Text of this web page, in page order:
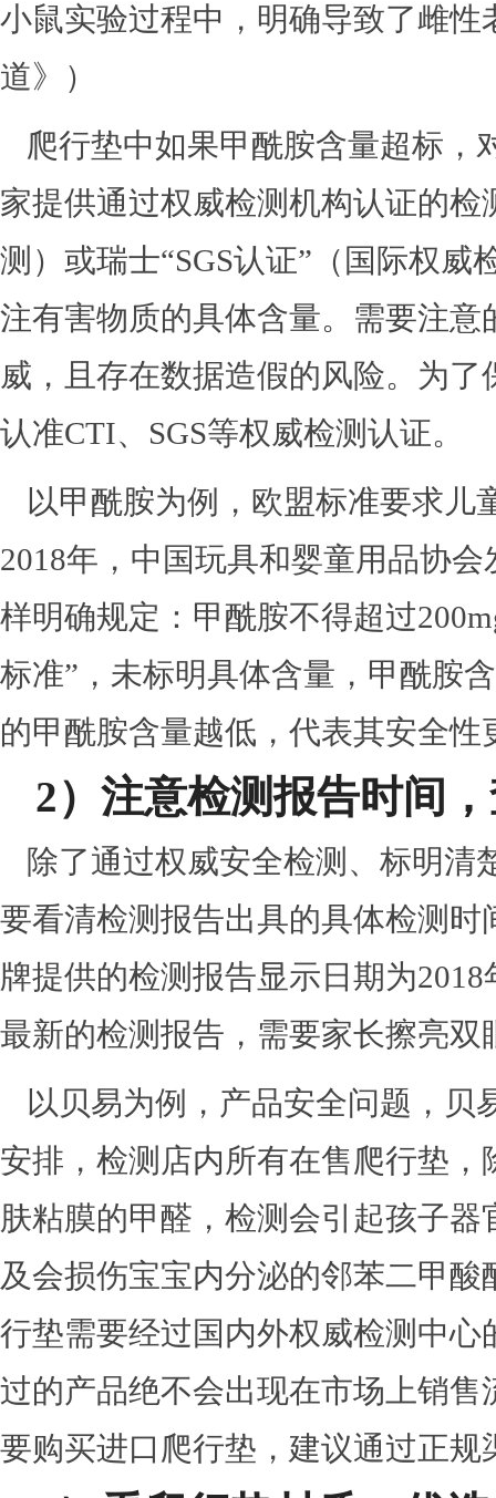
小鼠实验过程中，明确导致了雌
道》）
爬行垫中如果甲酰胺含量超标，
家提供通过权威检测机构认证的
测）或瑞士“SGS认证”（国际权威
注有害物质的具体含量。需要注
威，且存在数据造假的风险。为
认准CTI、SGS等权威检测认证。
以甲酰胺为例，欧盟标准要求儿
2018年，中国玩具和婴童用品协
样明确规定：甲酰胺不得超过
标准”，未标明具体含量，甲酰胺
的甲酰胺含量越低，代表其安全性
2）注意检测报告时间
除了通过权威安全检测、标明清
要看清检测报告出具的具体检测
牌提供的检测报告显示日期为
最新的检测报告，需要家长擦亮双
以贝易为例，产品安全问题，
安排，检测店内所有在售爬行垫
肤粘膜的甲醛，检测会引起孩子
及会损伤宝宝内分泌的邻苯二甲
行垫需要经过国内外权威检测中
过的产品绝不会出现在市场上销
要购买进口爬行垫，建议通过正